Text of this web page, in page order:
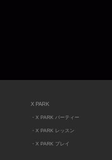
X PARK
・X PARK パーティー
・X PARK レッスン
・X PARK プレイ